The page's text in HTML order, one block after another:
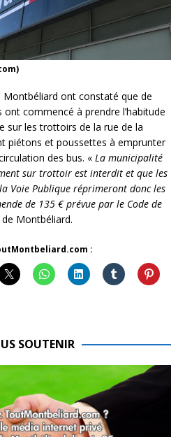
Montbéliard ont constaté que de
commencé à prendre l’habitude
sur les trottoirs de la rue de la
piétons et poussettes à emprunter
des bus. « La municipalité
sur trottoir est interdit et que les
Voie Publique réprimeront donc les
de 135 € prévue par le Code de
Montbéliard.
:
SOUTENIR